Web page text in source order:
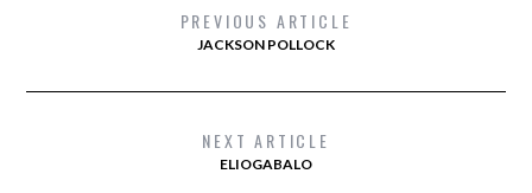
PREVIOUS ARTICLE
JACKSON POLLOCK
NEXT ARTICLE
ELIOGABALO